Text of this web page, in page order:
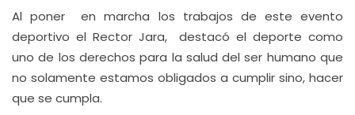
Al poner en marcha los trabajos de este evento
deportivo el Rector Jara, destacó el deporte como
uno de los derechos para la salud del ser humano que
no solamente estamos obligados a cumplir sino, hacer
que se cumpla.